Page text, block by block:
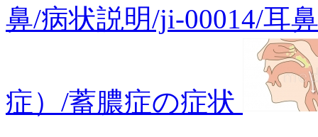
鼻/病状説明/ji-00014/耳
症）/蓄膿症の症状